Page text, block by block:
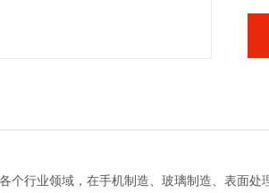
个行业领域，在手机制造、玻璃制造、表面